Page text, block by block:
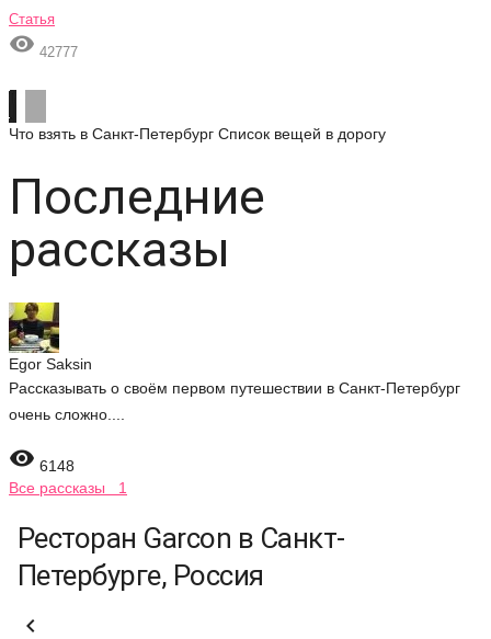
Статья
 42777
Что взять в Санкт-Петербург Список вещей в дорогу
Последние
рассказы
Egor Saksin
Рассказывать о своём первом путешествии в Санкт-Петербург
очень сложно....
 6148
Все рассказы 1
Ресторан Garcon в Санкт-
Петербурге, Россия
